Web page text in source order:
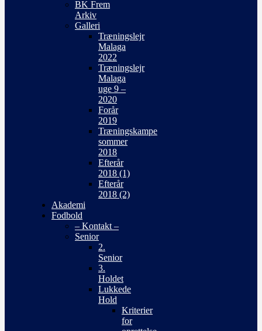
BK Frem
Arkiv
Galleri
Træningslejr
Malaga
2022
Træningslejr
Malaga
uge 9 –
2020
Forår
2019
Træningskampe
sommer
2018
Efterår
2018 (1)
Efterår
2018 (2)
Akademi
Fodbold
– Kontakt –
Senior
2.
Senior
3.
Holdet
Lukkede
Hold
Kriterier
for